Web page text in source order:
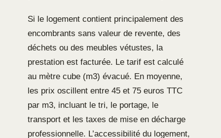
Si le logement contient principalement des
encombrants sans valeur de revente, des
déchets ou des meubles vétustes, la
prestation est facturée. Le tarif est calculé
au mètre cube (m3) évacué. En moyenne,
les prix oscillent entre 45 et 75 euros TTC
par m3, incluant le tri, le portage, le
transport et les taxes de mise en décharge
professionnelle. L’accessibilité du logement,